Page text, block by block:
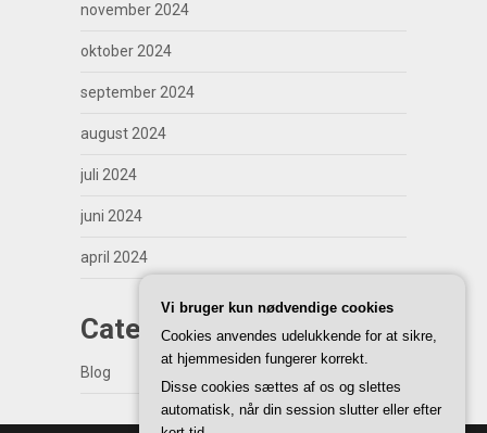
november 2024
oktober 2024
september 2024
august 2024
juli 2024
juni 2024
april 2024
Categories
Blog
Vi bruger kun nødvendige cookies
Cookies anvendes udelukkende for at sikre,
at hjemmesiden fungerer korrekt.
Disse cookies sættes af os og slettes
automatisk, når din session slutter eller efter